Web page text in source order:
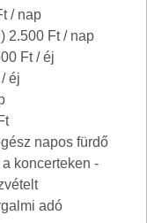
/ nap
2.500 Ft / nap
Ft / éj
éj
napos fürdő
koncerteken -
adó